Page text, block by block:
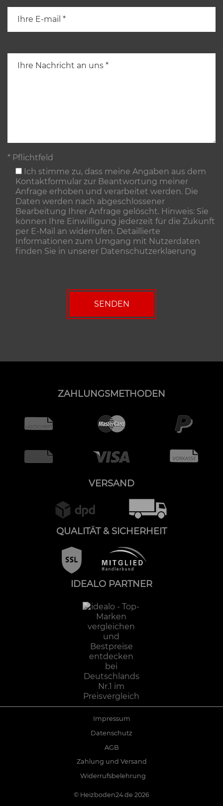
* Pflichtfeld
Ich stimme zu, dass meine Angaben aus dem
Kontaktformular zur Beantwortung meiner
Anfrage erhoben und verarbeitet werden. Die
Daten werden nach abgeschlossener
Bearbeitung Ihrer Anfrage gelöscht. Hinweis: Sie
können Ihre Einwilligung jederzeit für die Zukunft
per E-Mail an widerrufen. Detaillierte
Informationen zum Umgang mit Nutzerdaten
finden Sie in unserer Datenschutzerklaerung
ZAHLUNGSMETHODEN
VERSAND
QUALITÄT & SICHERHEIT
IDEALO PARTNER
Impressum
Datenschutz
AGB
Zahlung und Versand
Widerrufsbelehrung
© Heizboden24.de 2026